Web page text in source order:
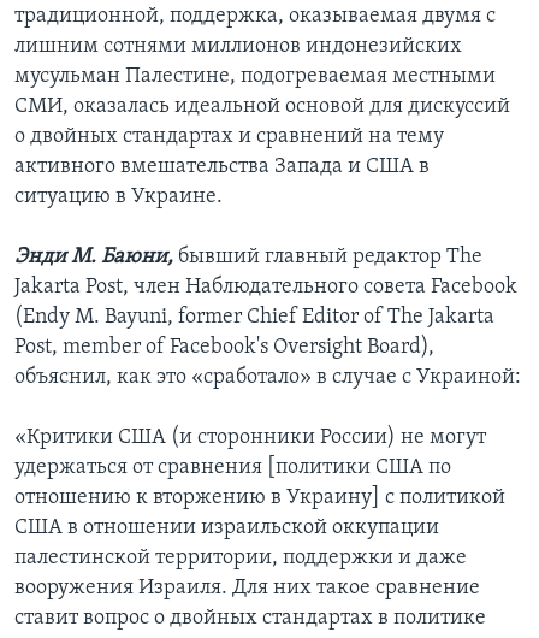
традиционной, поддержка, оказываемая двумя с
лишним сотнями миллионов индонезийских
мусульман Палестине, подогреваемая местными
СМИ, оказалась идеальной основой для дискуссий
о двойных стандартах и сравнений на тему
активного вмешательства Запада и США в
ситуацию в Украине.
Энди М. Баюни, бывший главный редактор The
Jakarta Post, член Наблюдательного совета Facebook
(Endy M. Bayuni, former Chief Editor of The Jakarta
Post, member of Facebook's Oversight Board),
объяснил, как это «сработало» в случае с Украиной:
«Критики США (и сторонники России) не могут
удержаться от сравнения [политики США по
отношению к вторжению в Украину] с политикой
США в отношении израильской оккупации
палестинской территории, поддержки и даже
вооружения Израиля. Для них такое сравнение
ставит вопрос о двойных стандартах в политике